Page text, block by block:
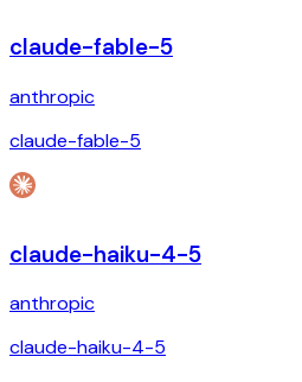
claude-fable-5
anthropic
claude-fable-5
claude-haiku-4-5
anthropic
claude-haiku-4-5